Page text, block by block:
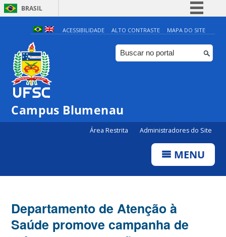
BRASIL
Simplifique!
Comunica BR
Participe
ACESSIBILIDADE ALTO CONTRASTE MAPA DO SITE
Campus Blumenau
Área Restrita Administradores do Site
MENU
Departamento de Atenção à
Saúde promove campanha de